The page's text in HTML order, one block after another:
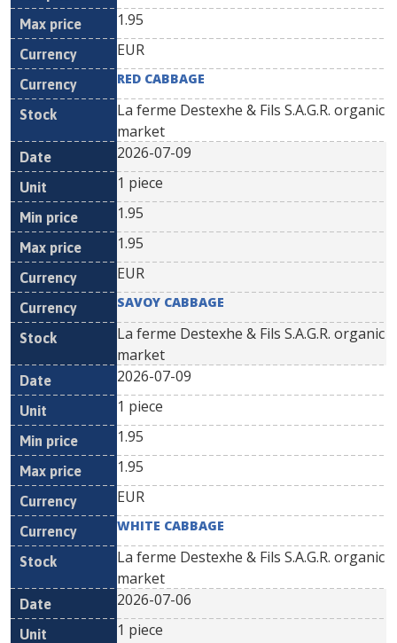
1.95
EUR
RED CABBAGE
La ferme Destexhe & Fils S.A.G.R. organic
market
2026-07-09
1 piece
1.95
1.95
EUR
SAVOY CABBAGE
La ferme Destexhe & Fils S.A.G.R. organic
market
2026-07-09
1 piece
1.95
1.95
EUR
WHITE CABBAGE
La ferme Destexhe & Fils S.A.G.R. organic
market
2026-07-06
1 piece